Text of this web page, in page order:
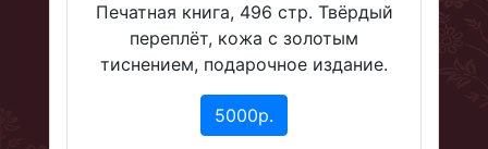
Печатная книга, 496 стр. Твёрдый
переплёт, кожа с золотым
тиснением, подарочное издание.
5000р.